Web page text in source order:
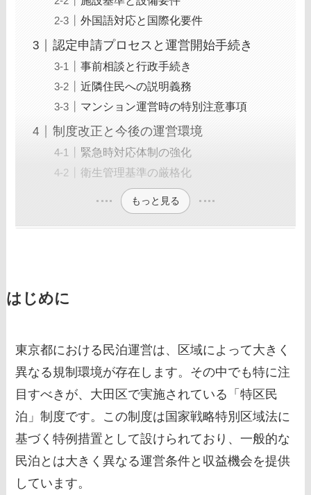
外国語対応と国際化要件
認定申請プロセスと運営開始手続き
事前相談と行政手続き
近隣住民への説明義務
マンション運営時の特別注意事項
制度改正と今後の運営環境
緊急時対応体制の強化
衛生管理基準の厳格化
もっと見る
はじめに
東京都における民泊運営は、区域によって大きく
異なる規制環境が存在します。その中でも特に注
目すべきが、大田区で実施されている「特区民
泊」制度です。この制度は国家戦略特別区域法に
基づく特例措置として設けられており、一般的な
民泊とは大きく異なる運営条件と収益機会を提供
しています。